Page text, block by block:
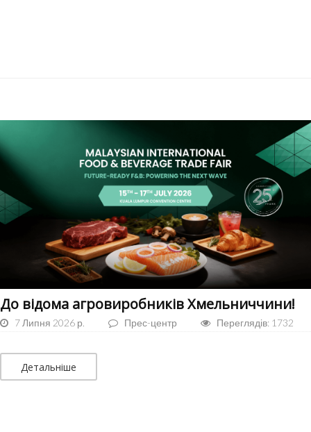
До відома агровиробників Хмельниччини!
7 Липня 2026 р. Прес-центр Переглядів: 1732
Детальніше